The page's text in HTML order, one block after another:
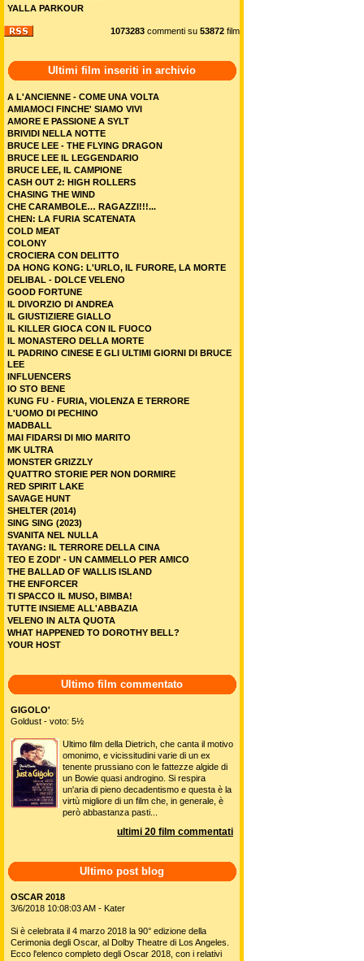
YALLA PARKOUR
1073283 commenti su 53872 film
Ultimi film inseriti in archivio
A L'ANCIENNE - COME UNA VOLTA
AMIAMOCI FINCHE' SIAMO VIVI
AMORE E PASSIONE A SYLT
BRIVIDI NELLA NOTTE
BRUCE LEE - THE FLYING DRAGON
BRUCE LEE IL LEGGENDARIO
BRUCE LEE, IL CAMPIONE
CASH OUT 2: HIGH ROLLERS
CHASING THE WIND
CHE CARAMBOLE… RAGAZZI!!!...
CHEN: LA FURIA SCATENATA
COLD MEAT
COLONY
CROCIERA CON DELITTO
DA HONG KONG: L'URLO, IL FURORE, LA MORTE
DELIBAL - DOLCE VELENO
GOOD FORTUNE
IL DIVORZIO DI ANDREA
IL GIUSTIZIERE GIALLO
IL KILLER GIOCA CON IL FUOCO
IL MONASTERO DELLA MORTE
IL PADRINO CINESE E GLI ULTIMI GIORNI DI BRUCE
LEE
INFLUENCERS
IO STO BENE
KUNG FU - FURIA, VIOLENZA E TERRORE
L'UOMO DI PECHINO
MADBALL
MAI FIDARSI DI MIO MARITO
MK ULTRA
MONSTER GRIZZLY
QUATTRO STORIE PER NON DORMIRE
RED SPIRIT LAKE
SAVAGE HUNT
SHELTER (2014)
SING SING (2023)
SVANITA NEL NULLA
TAYANG: IL TERRORE DELLA CINA
TEO E ZODI' - UN CAMMELLO PER AMICO
THE BALLAD OF WALLIS ISLAND
THE ENFORCER
TI SPACCO IL MUSO, BIMBA!
TUTTE INSIEME ALL'ABBAZIA
VELENO IN ALTA QUOTA
WHAT HAPPENED TO DOROTHY BELL?
YOUR HOST
Ultimo film commentato
GIGOLO'
Goldust - voto: 5½
Ultimo film della Dietrich, che canta il motivo
omonimo, e vicissitudini varie di un ex
tenente prussiano con le fattezze algide di
un Bowie quasi androgino. Si respira
un'aria di pieno decadentismo e questa è la
virtù migliore di un film che, in generale, è
però abbastanza pasti...
ultimi 20 film commentati
Ultimo post blog
OSCAR 2018
3/6/2018 10:08:03 AM - Kater
Si è celebrata il 4 marzo 2018 la 90° edizione della
Cerimonia degli Oscar, al Dolby Theatre di Los Angeles.
Ecco l'elenco completo degli Oscar 2018, con i relativi